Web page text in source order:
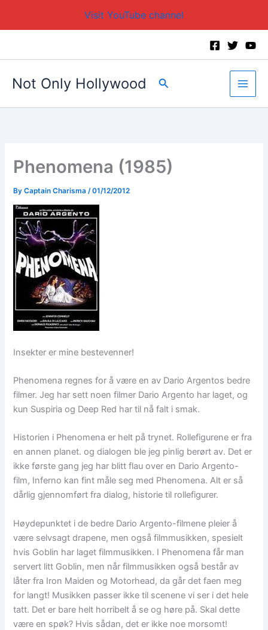
Visit YouTube channel
Not Only Hollywood Search
Phenomena (1985)
ByCaptain Charisma /01/12/2012
Insekter er mine bestevenner!
Phenomena regnes for å være en av Dario Argentos bedre
filmer. Jeg har sett noen filmer Dario Argento har laget, og
kun Suspiria og Deep Red har til nå falt i smak.
Historien i Phenomena er helt på trynet. Rollefigurene er fra
en annen planet. og dialogen ble jeg pinlig berørt av. Det er
ikke første gang jeg har blitt flau over en Dario Argento-
film, Inferno kan fint måle seg med Phenomena. Alt er så
dårlig gjennomført fra dialog, historie til rollefigurer.
Høydepunktet i de bedre Dario Argento-filmene pleier å
være selvsagt drapene, men også filmmusikken, spesielt
hvis Goblin har laget filmmusikken. I Phenomena får man
servert litt Goblin, men når filmmusikken også består av
låter fra Iron Maiden og Motorhead, da går det faen meg
for langt! Musikken passer ikke til scenene vi ser i det hele
tatt. Det er bare helt horribelt å se og høre på. Skal dette
være en spøk? Hvis sådan, det er ikke noe morsomt!